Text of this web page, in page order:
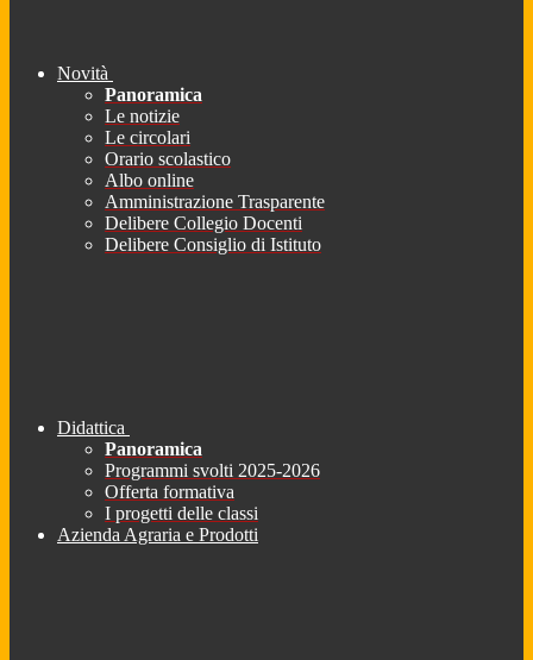
Novità
Panoramica
Le notizie
Le circolari
Orario scolastico
Albo online
Amministrazione Trasparente
Delibere Collegio Docenti
Delibere Consiglio di Istituto
Didattica
Panoramica
Programmi svolti 2025-2026
Offerta formativa
I progetti delle classi
Azienda Agraria e Prodotti